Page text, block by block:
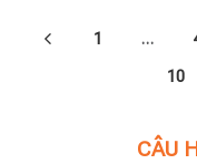
1 …
10
CÂU